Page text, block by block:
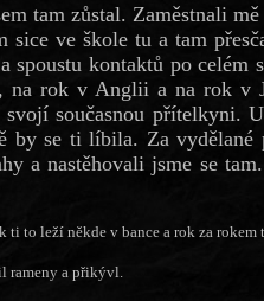
tam zůstal. Zaměstnali
sice ve škole tu a tam
kontaktů po celém světě.
a na rok v Japonsku na pracovní stáži. Tam
svojí současnou přítelkyni.
by se ti líbila. Za vydělané
a nastěhovali jsme se
ti to leží někde v bance a rok za
rameny a přikývl.